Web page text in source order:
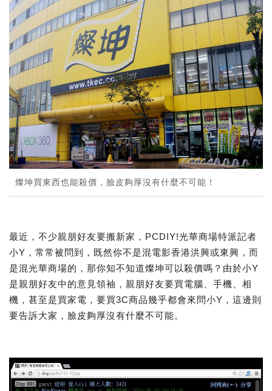
燦坤買東西也能殺價，臉皮夠厚沒有什麼不可能！
最近，不少親朋好友要搬新家，PCDIY!光華商場特派記者
小Y，常常被問到，既然你不是混電影香港洪興或東興，而
是混光華商場的，那你知不知道燦坤可以殺價嗎？由於小Y
是親朋好友中的意見領袖，親朋好友要買電腦、手機、相
機，甚至是買家電，要買3C商品幾乎都會來問小Y，這邊則
要告訴大家，臉皮夠厚沒有什麼不可能。